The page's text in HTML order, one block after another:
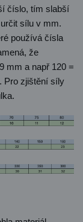
číslo, tím slabší
sílu v mm.
používá čísla
že
mm a např 120 =
Pro zjištění síly